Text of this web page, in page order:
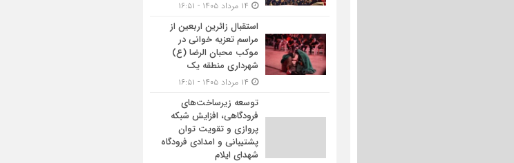
استقبال زائرین اربعین از
مراسم تعزیه خوانی در
موکب محبان الرضا (ع)
شهرداری منطقه یک
توسعه زیرساخت‌های
فرودگاهی، افزایش شبکه
پروازی و تقویت توان
پشتیبانی و امدادی فرودگاه
شهدای ایلام